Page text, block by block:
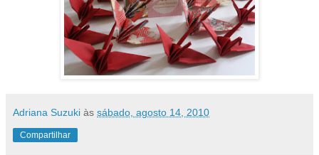
Adriana Suzuki às sábado, agosto 14, 2010
Compartilhar